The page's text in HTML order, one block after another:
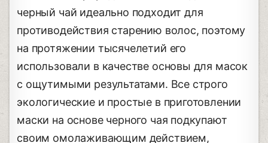
черный чай идеально подходит для
противодействия старению волос, поэтому
на протяжении тысячелетий его
использовали в качестве основы для масок
с ощутимыми результатами. Все строго
экологические и простые в приготовлении
маски на основе черного чая подкупают
своим омолаживающим действием,